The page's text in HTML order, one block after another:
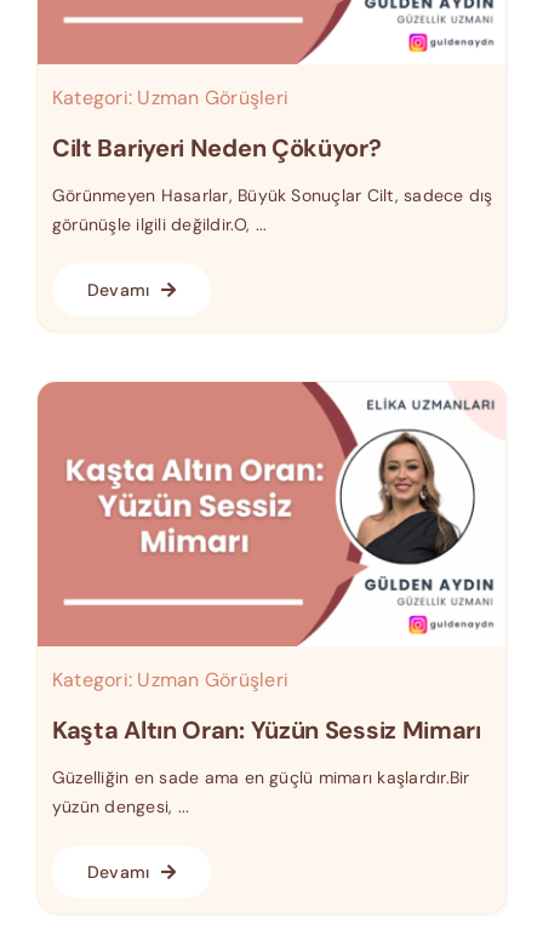
Kategori: Uzman Görüşleri
Cilt Bariyeri Neden Çöküyor?
Görünmeyen Hasarlar, Büyük Sonuçlar Cilt, sadece dış
görünüşle ilgili değildir.O, ...
Devamı
Kategori: Uzman Görüşleri
Kaşta Altın Oran: Yüzün Sessiz Mimarı
Güzelliğin en sade ama en güçlü mimarı kaşlardır.Bir
yüzün dengesi, ...
Devamı